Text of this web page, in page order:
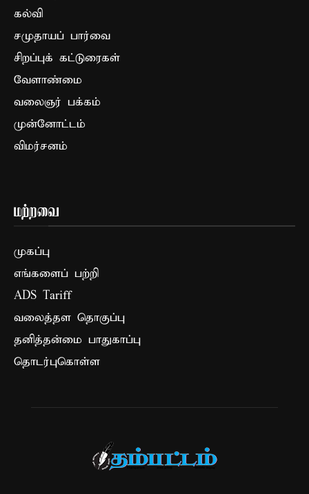
கல்வி
சமுதாயப் பார்வை
சிறப்புக் கட்டுரைகள்
வேளாண்மை
வலைஞர் பக்கம்
முன்னோட்டம்
விமர்சனம்
மற்றவை
முகப்பு
எங்களைப் பற்றி
ADS Tariff
வலைத்தள தொகுப்பு
தனித்தன்மை பாதுகாப்பு
தொடர்புகொள்ள